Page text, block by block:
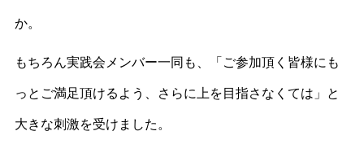
か。
もちろん実践会メンバー一同も、「ご参加頂く皆様にも
っとご満足頂けるよう、さらに上を目指さなくては」と
大きな刺激を受けました。